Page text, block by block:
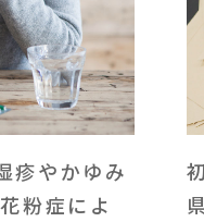
疹やかゆみ